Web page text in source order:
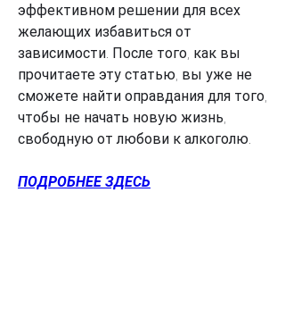
эффективном решении для всех
желающих избавиться от
зависимости. После того, как вы
прочитаете эту статью, вы уже не
сможете найти оправдания для того,
чтобы не начать новую жизнь,
свободную от любови к алкоголю.
ПОДРОБНЕЕ ЗДЕСЬ